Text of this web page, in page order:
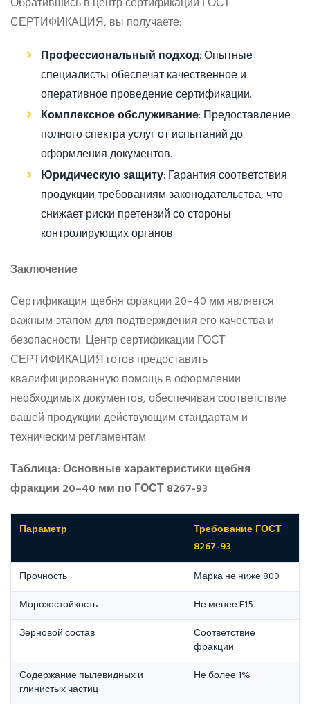
СЕРТИФИКАЦИЯ, вы получаете:
Профессиональный подход: Опытные
специалисты обеспечат качественное и
оперативное проведение сертификации.
Комплексное обслуживание: Предоставление
полного спектра услуг от испытаний до
оформления документов.
Юридическую защиту: Гарантия соответствия
продукции требованиям законодательства, что
снижает риски претензий со стороны
контролирующих органов.
Заключение
Сертификация щебня фракции 20–40 мм является
важным этапом для подтверждения его качества и
безопасности. Центр сертификации ГОСТ
СЕРТИФИКАЦИЯ готов предоставить
квалифицированную помощь в оформлении
необходимых документов, обеспечивая соответствие
вашей продукции действующим стандартам и
техническим регламентам.
Таблица: Основные характеристики щебня
фракции 20–40 мм по ГОСТ 8267-93
Параметр
Требование ГОСТ
8267-93
Прочность
Марка не ниже 800
Морозостойкость
Не менее F15
Зерновой состав
Соответствие
фракции
Содержание пылевидных и
глинистых частиц
Не более 1%